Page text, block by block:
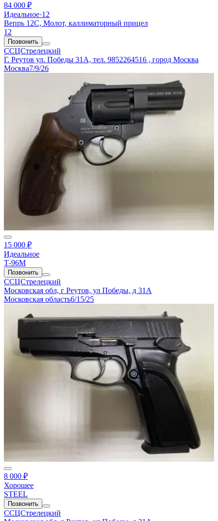
84 000 ₽
Идеальное·12
Вепрь 12С, Молот, каллиматорный прицел
12
Позвонить
ССЦСтрелецкий
Г. Реутов ул. Победы 31А, тел. 9852264516 , город Москва
Москва7/9/26
15 000 ₽
Идеальное
Т-96М
Позвонить
ССЦСтрелецкий
Московская обл, г Реутов, ул Победы, д 31А
Московская область6/15/25
8 000 ₽
Хорошее
STEEL
Позвонить
ССЦСтрелецкий